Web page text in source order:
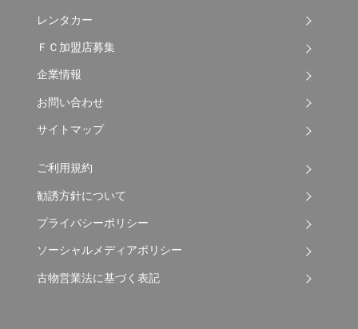
レンタカー
ＦＣ加盟店募集
企業情報
お問い合わせ
サイトマップ
ご利用規約
勧誘方針について
プライバシーポリシー
ソーシャルメディアポリシー
古物営業法に基づく表記